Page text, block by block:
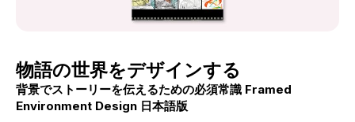
CGWORLD.jp
BOOK
刊行順
ゲーム/CG
SEMINAR
有料セミナー
物語の世界をデザインする
背景でストーリーを伝えるための必須常識 Framed
Environment Design 日本語版